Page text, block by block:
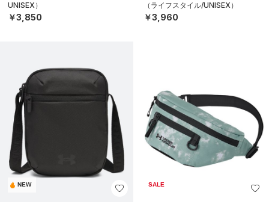
UNISEX）
￥3,850
（ライフスタイル/UNISEX）
￥3,960
NEW SALE